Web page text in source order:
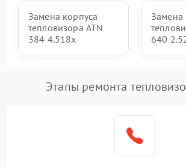
Замена корпуса
тепловизора ATN
384 4.518x
Замена
640
Этапы ремонта